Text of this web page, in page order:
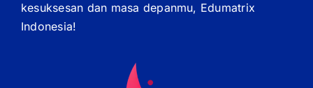
kesuksesan dan masa depanmu, Edumatrix
Indonesia!